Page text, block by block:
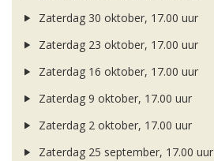
Zaterdag 30 oktober, 17.00 uur
Zaterdag 23 oktober, 17.00 uur
Zaterdag 16 oktober, 17.00 uur
Zaterdag 9 oktober, 17.00 uur
Zaterdag 2 oktober, 17.00 uur
Zaterdag 25 september, 17.00 uur